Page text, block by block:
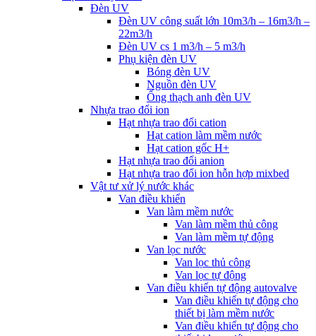
Đèn UV
Đèn UV công suất lớn 10m3/h – 16m3/h –
22m3/h
Đèn UV cs 1 m3/h – 5 m3/h
Phụ kiện đèn UV
Bóng đèn UV
Nguồn đèn UV
Ống thạch anh đèn UV
Nhựa trao đổi ion
Hạt nhựa trao đổi cation
Hạt cation làm mềm nước
Hạt cation gốc H+
Hạt nhựa trao đổi anion
Hạt nhựa trao đổi ion hỗn hợp mixbed
Vật tư xử lý nước khác
Van điều khiển
Van làm mềm nước
Van làm mềm thủ công
Van làm mềm tự động
Van lọc nước
Van lọc thủ công
Van lọc tự động
Van điều khiển tự động autovalve
Van điều khiển tự động cho
thiết bị làm mềm nước
Van điều khiển tự động cho